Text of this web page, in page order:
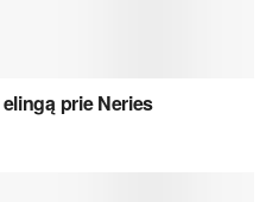
prie Neries